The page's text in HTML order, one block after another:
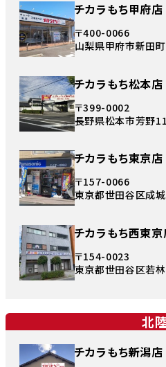
チカラもち甲府店
〒400-0066
山梨県甲府市新田
チカラもち松本店
〒399-0002
長野県松本市芳野
チカラもち東京店
〒157-0066
東京都世田谷区成
チカラもち西東
〒154-0023
東京都世田谷区若
北
チカラもち新潟店